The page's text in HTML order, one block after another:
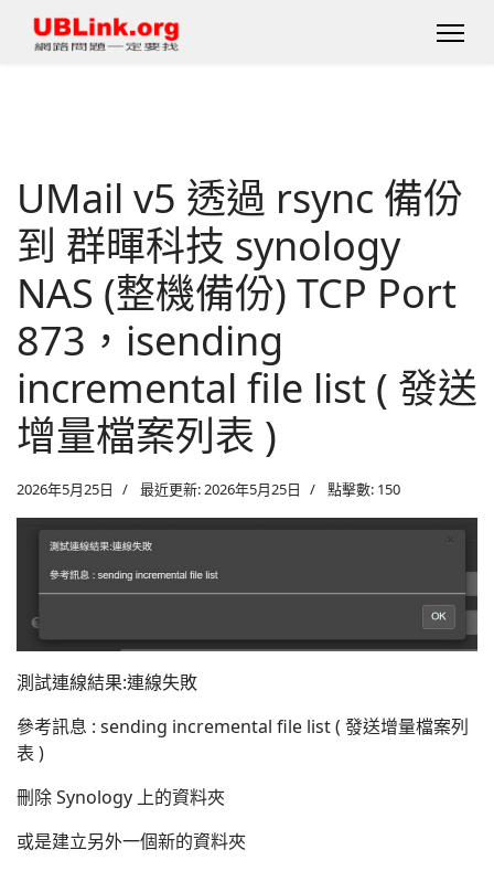
UMail v5 透過 rsync 備份
到 群暉科技 synology
NAS (整機備份) TCP Port
873，isending
incremental file list ( 發送
增量檔案列表 )
2026年5月25日 最近更新: 2026年5月25日 點擊數: 150
測試連線結果:連線失敗
參考訊息 : sending incremental file list ( 發送增量檔案列
表 )
刪除 Synology 上的資料夾
或是建立另外一個新的資料夾